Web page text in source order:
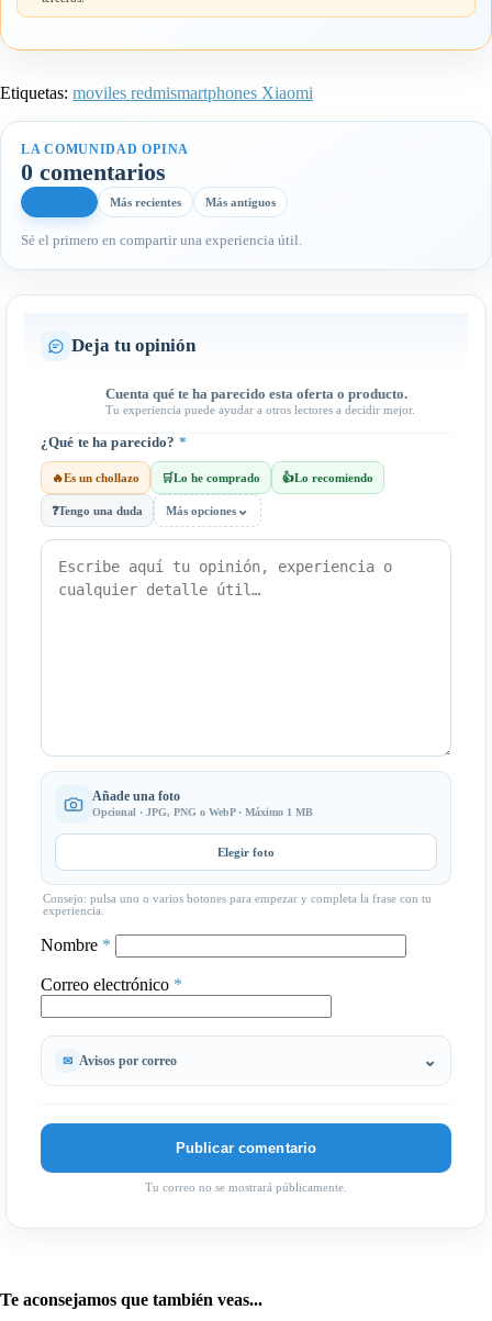
Etiquetas: moviles redmismartphones Xiaomi
LA COMUNIDAD OPINA
0 comentarios
Más recientes Más antiguos
Sé el primero en compartir una experiencia útil.
Deja tu opinión
Cuenta qué te ha parecido esta oferta o producto.
Tu experiencia puede ayudar a otros lectores a decidir mejor.
¿Qué te ha parecido? *
🔥Es un chollazo 🛒Lo he comprado 👍Lo recomiendo
❓Tengo una duda Más opciones ⌄
Añade una foto
Opcional · JPG, PNG o WebP · Máximo 1 MB
Elegir foto
Consejo: pulsa uno o varios botones para empezar y completa la frase con tu
experiencia.
Nombre *
Correo electrónico *
Avisos por correo
Tu correo no se mostrará públicamente.
Te aconsejamos que también veas...